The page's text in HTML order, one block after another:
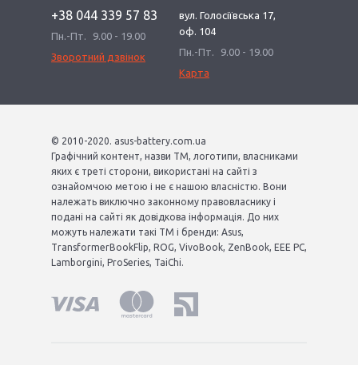
+38 044 339 57 83
Пн.-Пт.
9.00 - 19.00
Зворотний дзвінок
вул. Голосіївська 17,
оф. 104
Пн.-Пт.
9.00 - 19.00
Карта
© 2010-2020. asus-battery.com.ua
Графічний контент, назви ТМ, логотипи, власниками
яких є треті сторони, використані на сайті з
ознайомчою метою і не є нашою власністю. Вони
належать виключно законному правовласнику і
подані на сайті як довідкова інформація. До них
можуть належати такі ТМ і бренди: Asus,
TransformerBookFlip, ROG, VivoBook, ZenBook, EEE PC,
Lamborgini, ProSeries, TaiChi.